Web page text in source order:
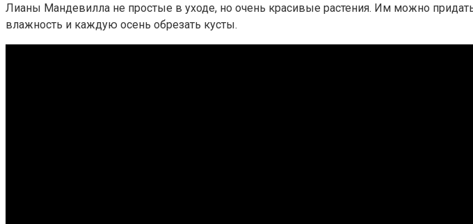
Лианы Мандевилла не простые в уходе, но очень красивые растения. Им можно
влажность и каждую осень обрезать кусты.